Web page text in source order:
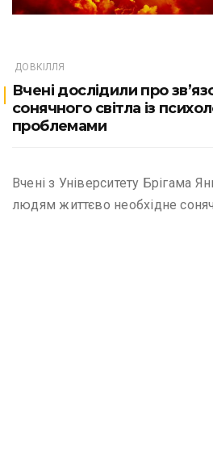
ДОВКІЛЛЯ
Вчені дослідили про
сонячного світла із
проблемами
Вчені з Університету Брігама
людям життєво необхідне